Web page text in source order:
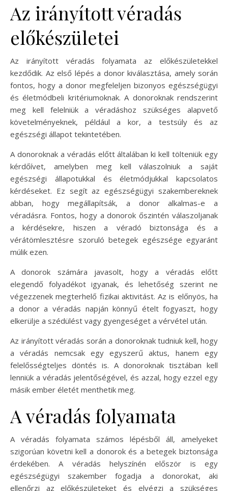
Az irányított véradás
előkészületei
Az irányított véradás folyamata az előkészületekkel
kezdődik. Az első lépés a donor kiválasztása, amely során
fontos, hogy a donor megfeleljen bizonyos egészségügyi
és életmódbeli kritériumoknak. A donoroknak rendszerint
meg kell felelniük a véradáshoz szükséges alapvető
követelményeknek, például a kor, a testsúly és az
egészségi állapot tekintetében.
A donoroknak a véradás előtt általában ki kell tölteniük egy
kérdőívet, amelyben meg kell válaszolniuk a saját
egészségi állapotukkal és életmódjukkal kapcsolatos
kérdéseket. Ez segít az egészségügyi szakembereknek
abban, hogy megállapítsák, a donor alkalmas-e a
véradásra. Fontos, hogy a donorok őszintén válaszoljanak
a kérdésekre, hiszen a véradó biztonsága és a
vérátömlesztésre szoruló betegek egészsége egyaránt
múlik ezen.
A donorok számára javasolt, hogy a véradás előtt
elegendő folyadékot igyanak, és lehetőség szerint ne
végezzenek megterhelő fizikai aktivitást. Az is előnyös, ha
a donor a véradás napján könnyű ételt fogyaszt, hogy
elkerülje a szédülést vagy gyengeséget a vérvétel után.
Az irányított véradás során a donoroknak tudniuk kell, hogy
a véradás nemcsak egy egyszerű aktus, hanem egy
felelősségteljes döntés is. A donoroknak tisztában kell
lenniük a véradás jelentőségével, és azzal, hogy ezzel egy
másik ember életét menthetik meg.
A véradás folyamata
A véradás folyamata számos lépésből áll, amelyeket
szigorúan követni kell a donorok és a betegek biztonsága
érdekében. A véradás helyszínén először is egy
egészségügyi szakember fogadja a donorokat, aki
ellenőrzi az előkészületeket és elvégzi a szükséges